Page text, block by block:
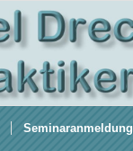
Seminaranmeldung